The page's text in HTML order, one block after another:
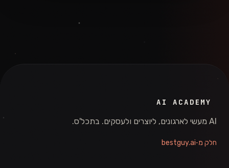
AI ACADEMY
AI מעשי לארגונים, ליוצרים ולעסקים. בתכל'ס.
חלק מ‑bestguy.ai